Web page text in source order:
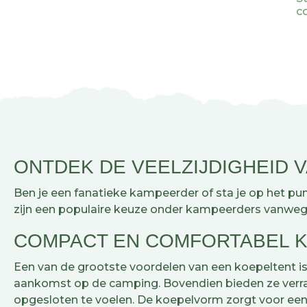
ONTDEK DE VEELZIJDIGHEID
Ben je een fanatieke kampeerder of sta je op het
zijn een populaire keuze onder kampeerders
COMPACT EN COMFORTABEL
Een van de grootste voordelen van een koepeltent
aankomst op de camping. Bovendien bieden ze
opgesloten te voelen. De koepelvorm zorgt voor